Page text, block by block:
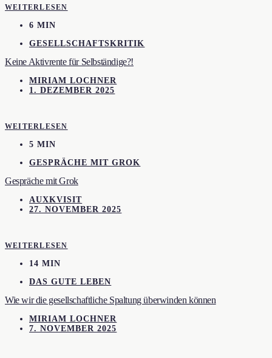
WEITERLESEN
6 MIN
GESELLSCHAFTSKRITIK
Keine Aktivrente für Selbständige?!
MIRIAM LOCHNER
1. DEZEMBER 2025
WEITERLESEN
5 MIN
GESPRÄCHE MIT GROK
Gespräche mit Grok
AUXKVISIT
27. NOVEMBER 2025
WEITERLESEN
14 MIN
DAS GUTE LEBEN
Wie wir die gesellschaftliche Spaltung überwinden können
MIRIAM LOCHNER
7. NOVEMBER 2025